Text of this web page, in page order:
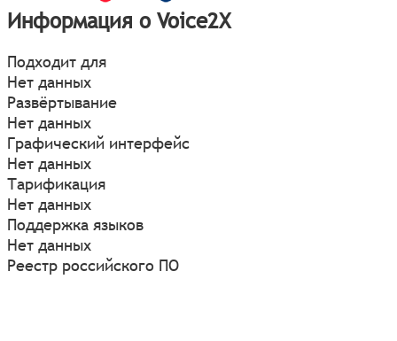
Информация о Voice2X
Подходит для
Нет данных
Развёртывание
Нет данных
Графический интерфейс
Нет данных
Тарификация
Нет данных
Поддержка языков
Нет данных
Реестр российского ПО